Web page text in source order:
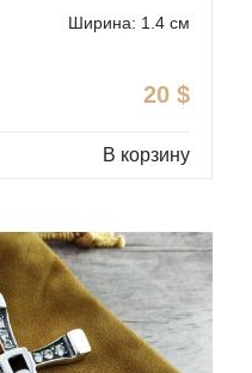
Ширина: 1.4 см
20 $
В корзину